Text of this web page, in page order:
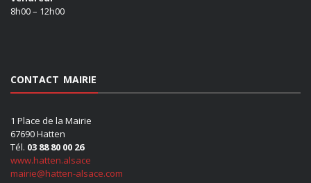
8h00 – 12h00
CONTACT MAIRIE
1 Place de la Mairie
67690 Hatten
Tél. 03 88 80 00 26
www.hatten.alsace
mairie@hatten-alsace.com